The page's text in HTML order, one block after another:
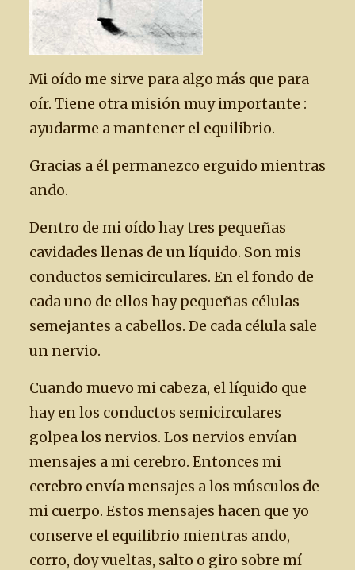
Mi oído me sirve para algo más que para
oír. Tiene otra misión muy importante :
ayudarme a mantener el equilibrio.
Gracias a él permanezco erguido mientras
ando.
Dentro de mi oído hay tres pequeñas
cavidades llenas de un líquido. Son mis
conductos semicirculares. En el fondo de
cada uno de ellos hay pequeñas células
semejantes a cabellos. De cada célula sale
un nervio.
Cuando muevo mi cabeza, el líquido que
hay en los conductos semicirculares
golpea los nervios. Los nervios envían
mensajes a mi cerebro. Entonces mi
cerebro envía mensajes a los músculos de
mi cuerpo. Estos mensajes hacen que yo
conserve el equilibrio mientras ando,
corro, doy vueltas, salto o giro sobre mí